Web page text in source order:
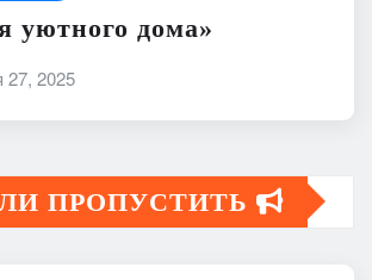
уютного дома»
27, 2025
ПРОПУСТИТЬ